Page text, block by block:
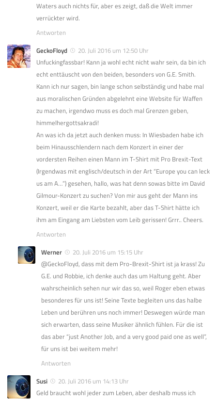
Waters auch nichts für, aber es zeigt, daß die Welt immer
verrückter wird.
Antworten
GeckoFloyd
20. Juli 2016 um 12:50 Uhr
Unfuckingfassbar! Kann ja wohl echt nicht wahr sein, da bin ich
echt enttäuscht von den beiden, besonders von G.E. Smith.
Kann ich nur sagen, bin lange schon selbständig und habe mal
aus moralischen Gründen abgelehnt eine Website für Waffen
zu machen, irgendwo muss es doch mal Grenzen geben,
himmelhergottsakradi!
An was ich da jetzt auch denken muss: In Wiesbaden habe ich
beim Hinausschlendern nach dem Konzert in einer der
vordersten Reihen einen Mann im T-Shirt mit Pro Brexit-Text
(Irgendwas mit englisch/deutsch in der Art “Europe you can leck
us am A…”) gesehen, hallo, was hat denn sowas bitte im David
Gilmour-Konzert zu suchen? Von mir aus geht der Mann ins
Konzert, weil er die Karte bezahlt, aber das T-Shirt hätte ich
ihm am Eingang am Liebsten vom Leib gerissen! Grrr.. Cheers.
Antworten
Werner
20. Juli 2016 um 15:15 Uhr
@GeckoFloyd, dass mit dem Pro-Brexit-Shirt ist ja krass! Zu
G.E. und Robbie, ich denke auch das um Haltung geht. Aber
wahrscheinlich sehen nur wir das so, weil Roger eben etwas
besonderes für uns ist! Seine Texte begleiten uns das halbe
Leben und berühren uns noch immer! Deswegen würde man
sich erwarten, dass seine Musiker ähnlich fühlen. Für die ist
das aber “just Another Job, and a very good paid one as well”,
für uns ist bei weitem mehr!
Antworten
Susi
20. Juli 2016 um 14:13 Uhr
Geld braucht wohl jeder zum Leben, aber deshalb muss ich